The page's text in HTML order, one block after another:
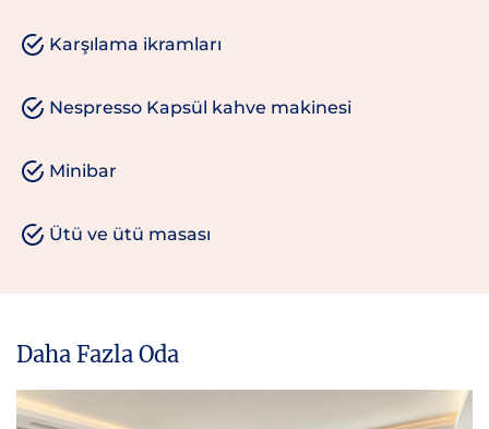
Karşılama ikramları
Nespresso Kapsül kahve makinesi
Minibar
Ütü ve ütü masası
Daha Fazla Oda